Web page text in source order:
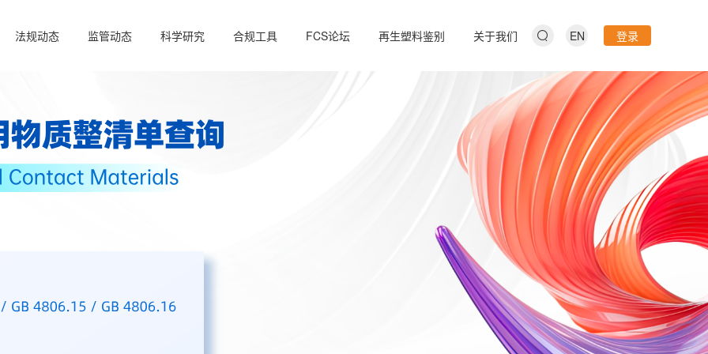
法规动态 监管动态 科学研究 合规工具 FCS论坛 再生塑料鉴别 关于我们 EN 登录